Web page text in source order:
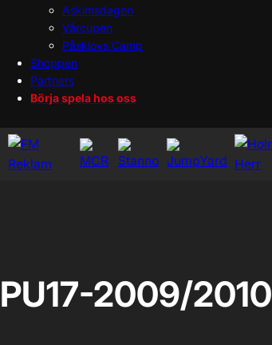
Askimsdagen
Vårcupen
Påsklovs Camp
Shoppen
Partners
Börja spela hos oss
2009/2010